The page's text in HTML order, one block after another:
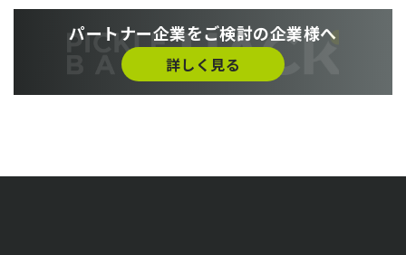
パートナー企業をご検討の企業様へ
詳しく見る